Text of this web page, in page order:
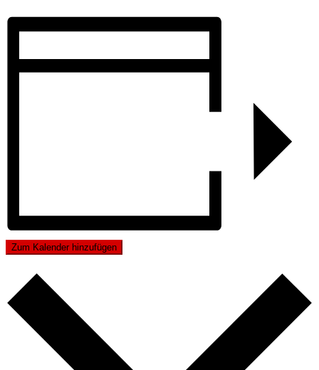
Zum Kalender hinzufügen